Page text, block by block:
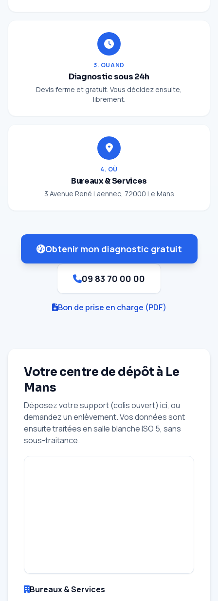
3. QUAND
Diagnostic sous 24h
Devis ferme et gratuit. Vous décidez ensuite,
librement.
4. OÙ
Bureaux & Services
3 Avenue René Laennec, 72000 Le Mans
Obtenir mon diagnostic gratuit
09 83 70 00 00
Bon de prise en charge (PDF)
Votre centre de dépôt à Le
Mans
Déposez votre support (colis ouvert) ici, ou
demandez un enlèvement. Vos données sont
ensuite traitées en salle blanche ISO 5, sans
sous-traitance.
Bureaux & Services